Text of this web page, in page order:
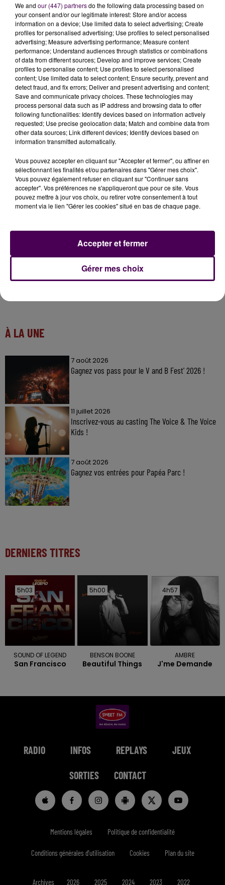
"L’ÉMOTION EST TOUJOURS AUSSI
VIVE"
Pour autant, le prévenu repart quand même avec un
aménagement de son contrôle judiciaire. S’il doit
toujours se soumettre à des obligations
administratives et de santé,sa défense de paraître
sur la commune nouvelle de Montrichard-Val-de-
Cher et à Faverolles-sur-Cher est levée
s’émeut Damien Hénault, le maire de Montrichard, où
"l’émotion est toujours aussi vive, même quatre ans
après".En défense de l’incendiaire présumé, maître
Eléonore Terrien-Fréneau l’assure,"mon client
prendra ses dispositions en fonction".
À LA UNE
7 août 2026
Gagnez vos pass pour le V and B Fest' 2026 !
11 juillet 2026
Inscrivez-vous au casting The Voice & The Voice
Kids !
7 août 2026
Gagnez vos entrées pour Papéa Parc !
DERNIERS TITRES
5h03
5h03
SOUND OF LEGEND
San Francisco
5h00
5h00
BENSON BOONE
Beautiful Things
4h57
4h57
AMBRE
J'me Demande
RADIO INFOS REPLAYS JEUX
SORTIES CONTACT
Mentions légales Politique de confidentialité
Conditions générales d'utilisation Cookies Plan du site
Archives 2026 2025 2024 2023 2022
We and our (447) partnersdo the following data processing based on
your consent and/or our legitimate interest: Store and/or access
information on a device; Use limited data to select advertising; Create
profiles for personalised advertising; Use profiles to select personalised
advertising; Measure advertising performance; Measure content
performance; Understand audiences through statistics or combinations
of data from different sources; Develop and improve services; Create
profiles to personalise content; Use profiles to select personalised
content; Use limited data to select content; Ensure security, prevent and
detect fraud, and fix errors; Deliver and present advertising and content;
Save and communicate privacy choices. These technologies may
process personal data such as IP address and browsing data to offer
following functionalities: Identify devices based on information actively
requested; Use precise geolocation data; Match and combine data from
other data sources; Link different devices; Identify devices based on
information transmitted automatically.
Vous pouvez accepter en cliquant sur "Accepter et fermer", ou affiner en
sélectionnant les finalités et/ou partenaires dans "Gérer mes choix".
Vous pouvez également refuser en cliquant sur "Continuer sans
accepter". Vos préférences ne s'appliqueront que pour ce site. Vous
pouvez mettre à jour vos choix, ou retirer votre consentement à tout
moment via le lien "Gérer les cookies" situé en bas de chaque page.
Gérer mes choix
Accepter et fermer